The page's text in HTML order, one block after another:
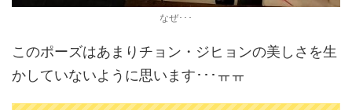
なぜ･･･
このポーズはあまりチョン・ジヒョンの美しさを生
かしていないように思います･･･ㅠㅠ